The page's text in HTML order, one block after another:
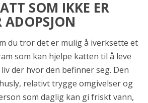
SOM IKKE ER
ADOPSJON
du tror det er mulig å iverksette et
som kan hjelpe katten til å leve
der hvor den befinner seg. Den
relativt trygge omgivelser og
som daglig kan gi friskt vann,